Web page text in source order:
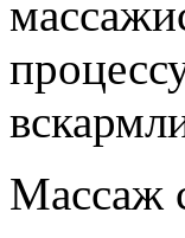
Массаж